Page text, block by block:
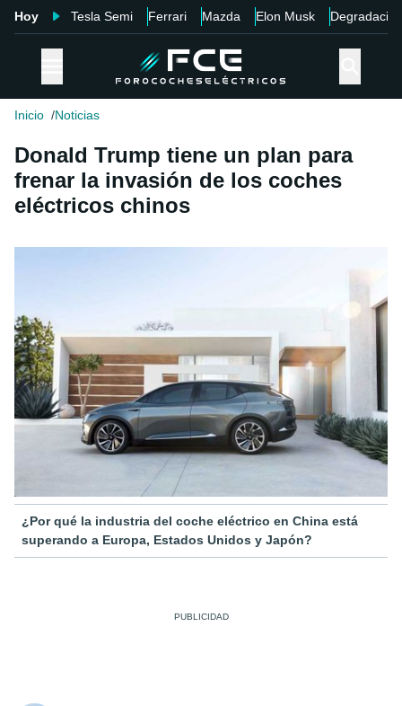
Hoy Tesla Semi Ferrari Mazda Elon Musk Degradación
Inicio Noticias
Donald Trump tiene un plan para
frenar la invasión de los coches
eléctricos chinos
¿Por qué la industria del coche eléctrico en China está
superando a Europa, Estados Unidos y Japón?